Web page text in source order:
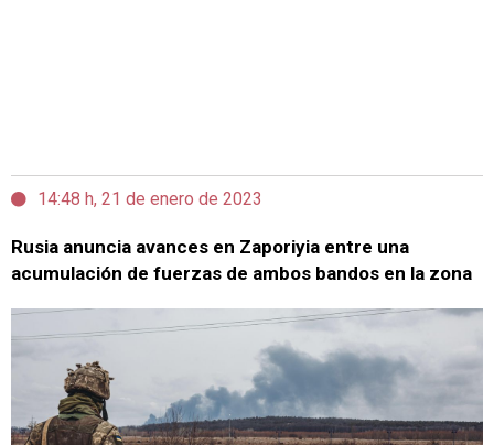
14:48 h, 21 de enero de 2023
Rusia anuncia avances en Zaporiyia entre una
acumulación de fuerzas de ambos bandos en la zona